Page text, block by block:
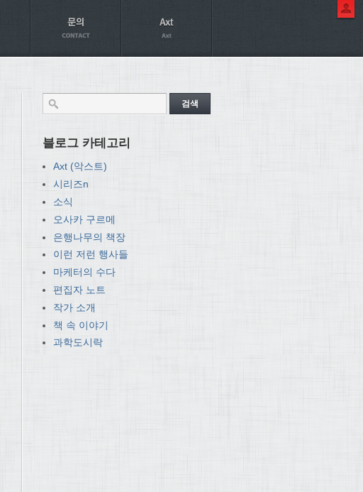
블로그 카테고리
Axt (악스트)
시리즈n
소식
오사카 구르메
은행나무의 책장
이런 저런 행사들
마케터의 수다
편집자 노트
작가 소개
책 속 이야기
과학도시락